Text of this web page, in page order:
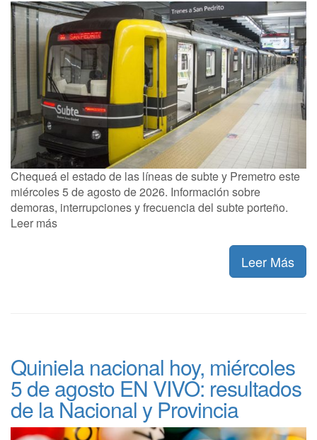
Chequeá el estado de las líneas de subte y Premetro este
miércoles 5 de agosto de 2026. Información sobre
demoras, interrupciones y frecuencia del subte porteño.
Leer más
Leer Más
Quiniela nacional hoy, miércoles
5 de agosto EN VIVO: resultados
de la Nacional y Provincia